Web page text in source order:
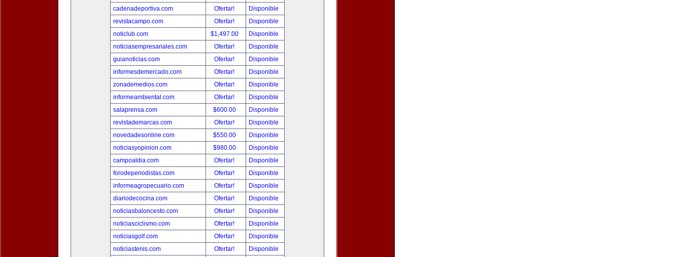
cadenadeportiva.com
Ofertar!
Disponible
revistacampo.com
Ofertar!
Disponible
noticlub.com
$1,497.00
Disponible
noticiasempresariales.com
Ofertar!
Disponible
guianoticias.com
Ofertar!
Disponible
informesdemercado.com
Ofertar!
Disponible
zonademedios.com
Ofertar!
Disponible
informeambiental.com
Ofertar!
Disponible
salaprensa.com
$600.00
Disponible
revistademarcas.com
Ofertar!
Disponible
novedadesonline.com
$550.00
Disponible
noticiasyopinion.com
$980.00
Disponible
campoaldia.com
Ofertar!
Disponible
forodeperiodistas.com
Ofertar!
Disponible
informeagropecuario.com
Ofertar!
Disponible
diariodecocina.com
Ofertar!
Disponible
noticiasbaloncesto.com
Ofertar!
Disponible
noticiasciclismo.com
Ofertar!
Disponible
noticiasgolf.com
Ofertar!
Disponible
noticiastenis.com
Ofertar!
Disponible